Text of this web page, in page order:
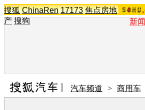
搜狐 ChinaRen 17173 焦点房地
产 搜狗 新闻
汽车频道 > 商用车